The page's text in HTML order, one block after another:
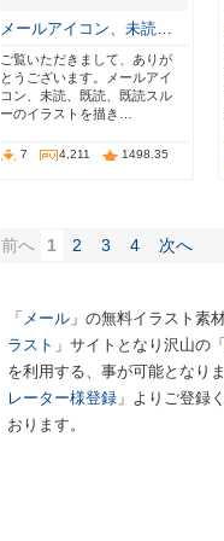
メールアイコン、未読…
ご覧いただきまして、ありが
とうございます。メールアイ
コン、未読、既読、既読スル
ーのイラストを描き…
7 4,211 1498.35
前へ 1 2 3 4 次へ
「 メール 」の無料イラスト素
ラスト 」サイトとなり沢山の「
を利用する、事が可能となり
レーター様登録 」よりご登録
おります。